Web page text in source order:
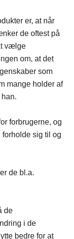
er, at når
de oftest på
vælge
om, at det
som
mange holder af
forbrugerne, og
forholde sig til og
de bl.a.
de
i de
bedre for at